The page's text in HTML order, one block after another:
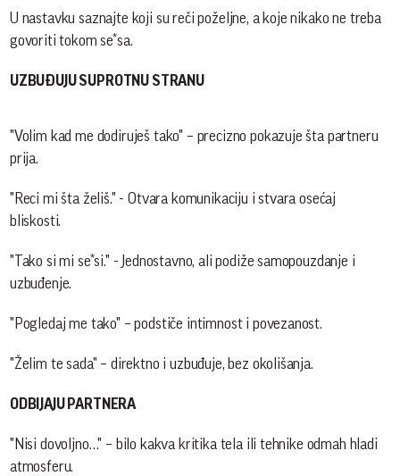
U nastavku saznajte koji su reči poželjne, a koje nikako ne treba
govoriti tokom se*sa.
UZBUĐUJU SUPROTNU STRANU
"Volim kad me dodiruješ tako" – precizno pokazuje šta partneru
prija.
"Reci mi šta želiš." - Otvara komunikaciju i stvara osećaj
bliskosti.
"Tako si mi se*si." - Jednostavno, ali podiže samopouzdanje i
uzbuđenje.
"Pogledaj me tako" – podstiče intimnost i povezanost.
"Želim te sada" – direktno i uzbuđuje, bez okolišanja.
ODBIJAJU PARTNERA
"Nisi dovoljno…" – bilo kakva kritika tela ili tehnike odmah hladi
atmosferu.